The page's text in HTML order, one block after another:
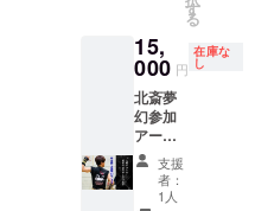
は同梱
してお
届けい
たしま
す
グ特典
として
の非売
品ポス
トカー
ドは同
梱して
お届け
いたし
ことが
す☆彡
①北斎
夢幻 戯
曲 ②北
斎夢幻
メイキ
ング
フォト
ブック
す
る
15,
000 円
在庫な
し
北斎夢
幻参加
アー
ティス
トから
の特別
支援
者：
1人